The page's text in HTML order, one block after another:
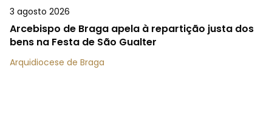
3 agosto 2026
Arcebispo de Braga apela à repartição justa dos
bens na Festa de São Gualter
Arquidiocese de Braga